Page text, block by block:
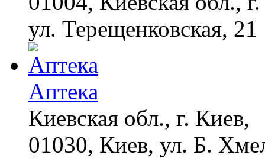
ул. Терещенковская, 21
Аптека
Киевская обл., г. Киев,
01030, Киев, ул. Б.